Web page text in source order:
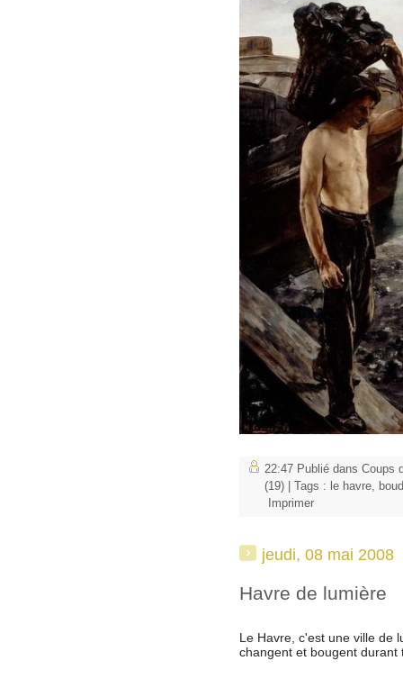
22:47 Publié dans Coups
(19) | Tags : le havre,
Imprimer
jeudi, 08 mai 2008
Havre de lumière
Le Havre, c'est une ville de
changent et bougent durant